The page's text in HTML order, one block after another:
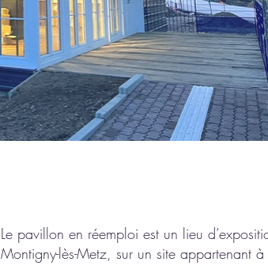
Le pavillon en réemploi est un lieu
Montigny-lès-Metz, sur un site appartenant